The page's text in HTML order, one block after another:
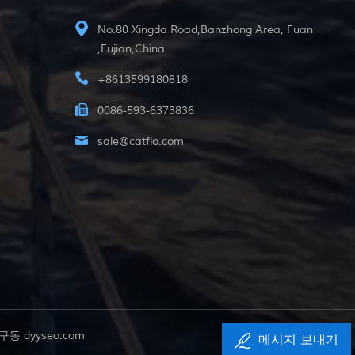
No.80 Xingda Road,Banzhong Area, Fuan
,Fujian,China
+8613599180818
0086-593-6373836
sale@catflo.com
동 dyyseo.com 메시지 보내기